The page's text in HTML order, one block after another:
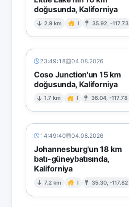
doğusunda, Kaliforniya
2.9 km I 35.92, -117.73
23:49:18 04.08.2026
Coso Junction'un 15 km
doğusunda, Kaliforniya
1.7 km I 36.04, -117.78
14:49:40 04.08.2026
Johannesburg'un 18 km
batı-güneybatısında,
Kaliforniya
7.2 km I 35.30, -117.82